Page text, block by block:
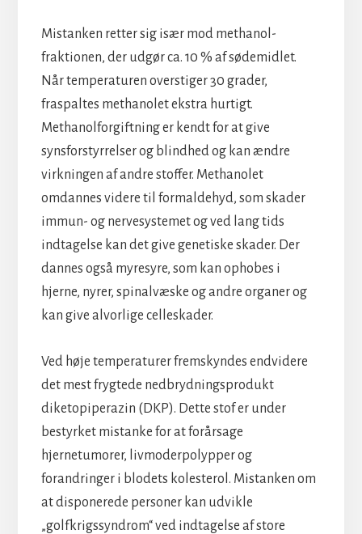
Mistanken retter sig især mod methanol-
fraktionen, der udgør ca. 10 % af sødemidlet.
Når temperaturen overstiger 30 grader,
fraspaltes methanolet ekstra hurtigt.
Methanolforgiftning er kendt for at give
synsforstyrrelser og blindhed og kan ændre
virkningen af andre stoffer. Methanolet
omdannes videre til formaldehyd, som skader
immun- og nervesystemet og ved lang tids
indtagelse kan det give genetiske skader. Der
dannes også myresyre, som kan ophobes i
hjerne, nyrer, spinalvæske og andre organer og
kan give alvorlige celleskader.
Ved høje temperaturer fremskyndes endvidere
det mest frygtede nedbrydningsprodukt
diketopiperazin (DKP). Dette stof er under
bestyrket mistanke for at forårsage
hjernetumorer, livmoderpolypper og
forandringer i blodets kolesterol. Mistanken om
at disponerede personer kan udvikle
„golfkrigssyndrom“ ved indtagelse af store